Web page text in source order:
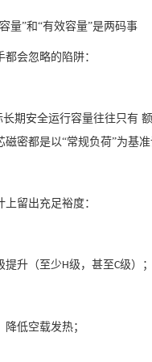
量”和“有效容量”是两码事
会忽略的陷阱：
长期安全运行容量往往只有
密都是以“常规负荷”为基准
留出充足裕度：
提升（至少H级，甚至C级）；
低空载发热；